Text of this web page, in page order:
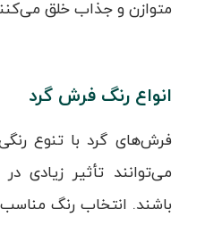
متوازن و جذاب خلق
انواع رنگ فرش گرد
فرش‌های گرد با تنوع
می‌توانند تأثیر زیادی
باشند. انتخاب رنگ